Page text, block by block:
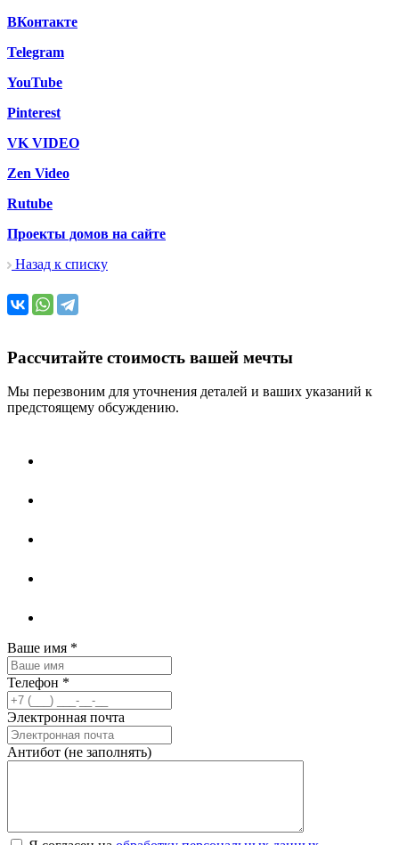
ВКонтакте
Telegram
YouTube
Pinterest
VK VIDEO
Zen Video
Rutube
Проекты домов на сайте
Назад к списку
Рассчитайте стоимость вашей мечты
Мы перезвоним для уточнения деталей и ваших указаний к
предстоящему обсуждению.
Ваше имя *
Телефон *
Электронная почта
Антибот (не заполнять)